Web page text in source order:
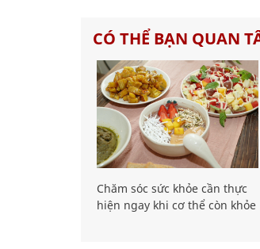
CÓ THỂ BẠN QUAN
Chăm sóc sức khỏe cần thực
hiện ngay khi cơ thể còn khỏe